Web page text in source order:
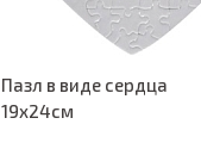
Пазл в виде сердца
19х24см